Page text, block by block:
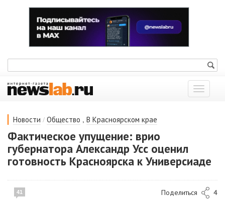
Показать
меню
Новости / Общество , В Красноярском крае
Фактическое упущение: врио
губернатора Александр Усс оценил
готовность Красноярска к Универсиаде
41 Поделиться 4